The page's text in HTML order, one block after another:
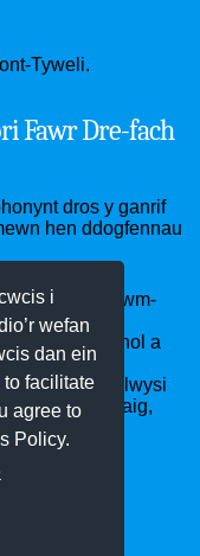
i
wefan
dan ein
facilitate
agree to
Policy.
Tyweli.
Fawr Dre-fach
dros y ganrif
hen ddogfennau
Cwm-
Penboyr ac
Genedlaethol a
Bargod
Penboyr, eglwysi
Clos-y-graig,
blynyddol!